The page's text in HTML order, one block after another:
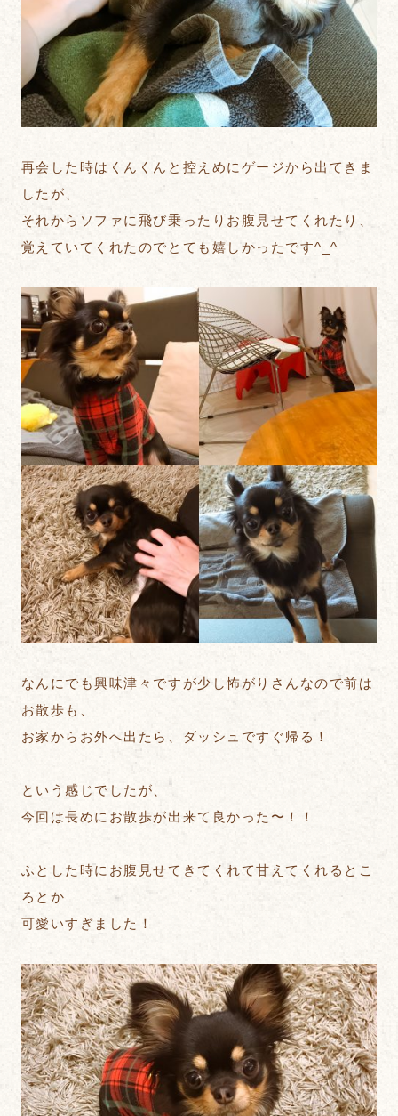
再会した時はくんくんと控えめにゲージから出てきま
したが、
それからソファに飛び乗ったりお腹見せてくれたり、
覚えていてくれたのでとても嬉しかったです^_^
なんにでも興味津々ですが少し怖がりさんなので前は
お散歩も、
お家からお外へ出たら、ダッシュですぐ帰る！
という感じでしたが、
今回は長めにお散歩が出来て良かった〜！！
ふとした時にお腹見せてきてくれて甘えてくれるとこ
ろとか
可愛いすぎました！